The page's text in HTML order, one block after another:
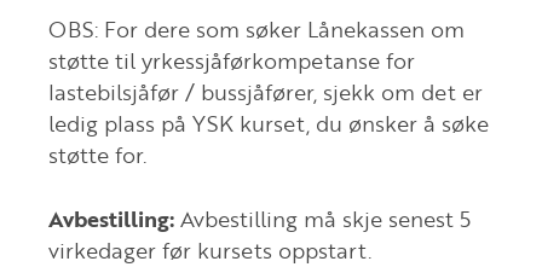
OBS: For dere som søker Lånekassen om
støtte til yrkessjåførkompetanse for
lastebilsjåfør / bussjåfører, sjekk om det er
ledig plass på YSK kurset, du ønsker å søke
støtte for.
Avbestilling:Avbestilling må skje senest 5
virkedager før kursets oppstart.